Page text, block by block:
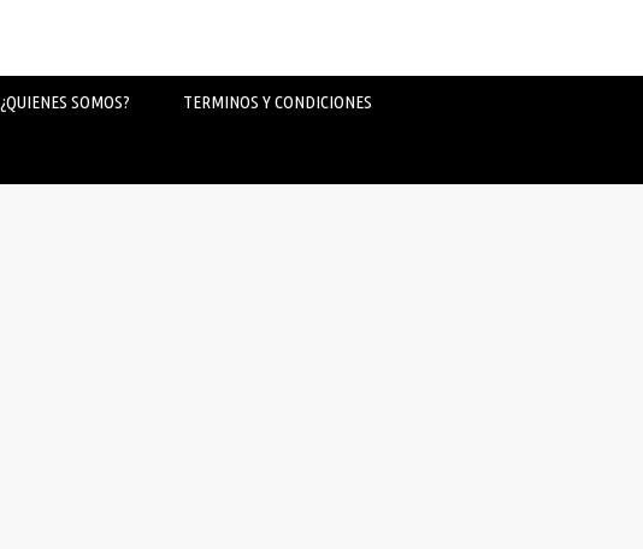
¿QUIENES SOMOS? TERMINOS Y CONDICIONES